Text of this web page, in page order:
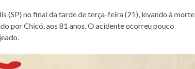
(SP) no final da tarde de terça-feira (21), levando à morte
por Chicó, aos 81 anos. O acidente ocorreu pouco